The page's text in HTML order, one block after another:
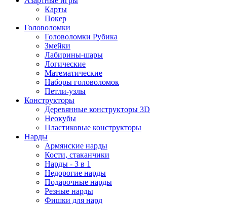
Карты
Покер
Головоломки
Головоломки Рубика
Змейки
Лабирины-шары
Логические
Математические
Наборы головоломок
Петли-узлы
Конструкторы
Деревянные конструкторы 3D
Неокубы
Пластиковые конструкторы
Нарды
Армянские нарды
Кости, стаканчики
Нарды - 3 в 1
Недорогие нарды
Подарочные нарды
Резные нарды
Фишки для нард